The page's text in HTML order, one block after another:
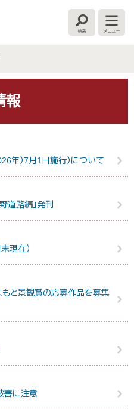
検
索
メ
ニ
報
年）7月1日施行）について
道路編」発刊
現在）
もと景観賞の応募作品を募集
害に注意